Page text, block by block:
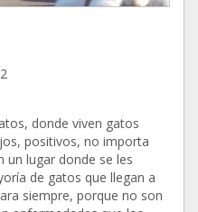
donde viven gatos
positivos, no importa
un lugar donde se les
de gatos que llegan a
siempre, porque no son